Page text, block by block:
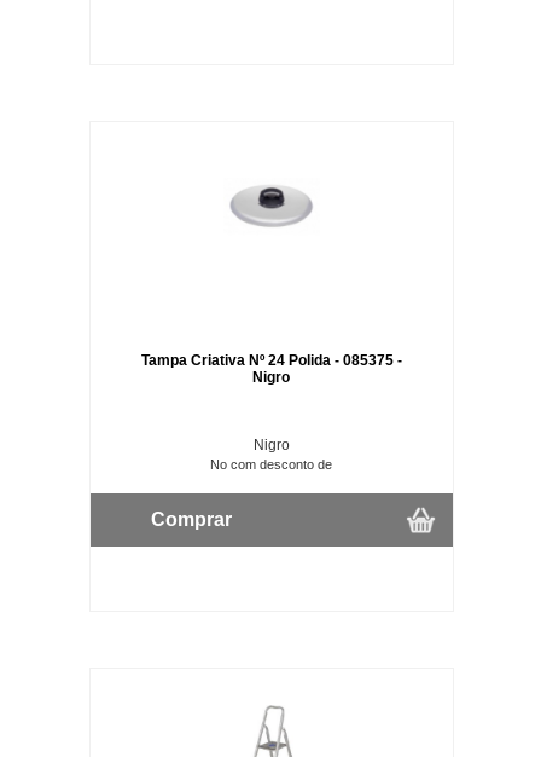
Tampa Criativa Nº 24 Polida - 085375 -
Nigro
Nigro
No com desconto de
Comprar